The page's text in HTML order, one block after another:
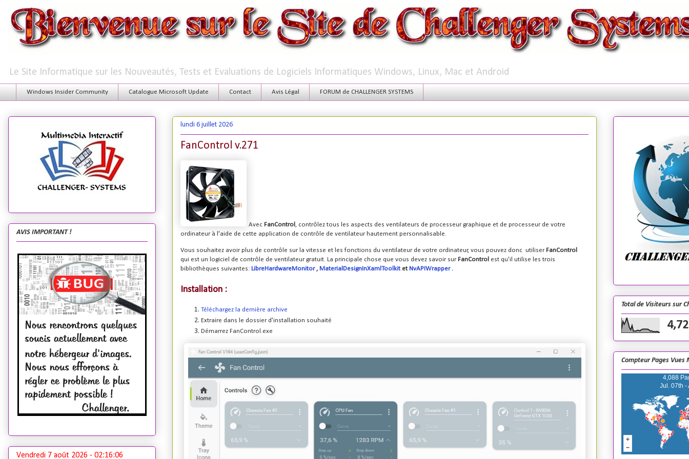
Le Site Informatique sur les Nouveautés, Tests et Evaluations de Logiciels Informatiques Windows, Linux, Mac et Android
Windows Insider Community Catalogue Microsoft Update Contact Avis Légal FORUM de CHALLENGER SYSTEMS
lundi 6 juillet 2026
FanControl v.271
Avec FanControl
, contrôlez tous les aspects des ventilateurs de processeur graphique et de processeur de votre
ordinateur à l'aide de cette application de contrôle de ventilateur hautement personnalisable.
Vous souhaitez avoir plus de contrôle sur la vitesse et les fonctions du ventilateur de votre ordinateur, vous pouvez donc utiliser FanControl
qui est un logiciel de contrôle de ventilateur gratuit. La principale chose que vous devez savoir sur FanControl est qu'il utilise les trois
bibliothèques suivantes: LibreHardwareMonitor , MaterialDesignInXamlToolkit et NvAPIWrapper .
Installation :
Téléchargez la dernière archive
Extraire dans le dossier d'installation souhaité
Démarrez FanControl.exe
AVIS IMPORTANT !
Vendredi 7 août 2026 - 02:16:07
Total de Visiteurs sur
Compteur Pages Vues
4,088
Jul. 07th -